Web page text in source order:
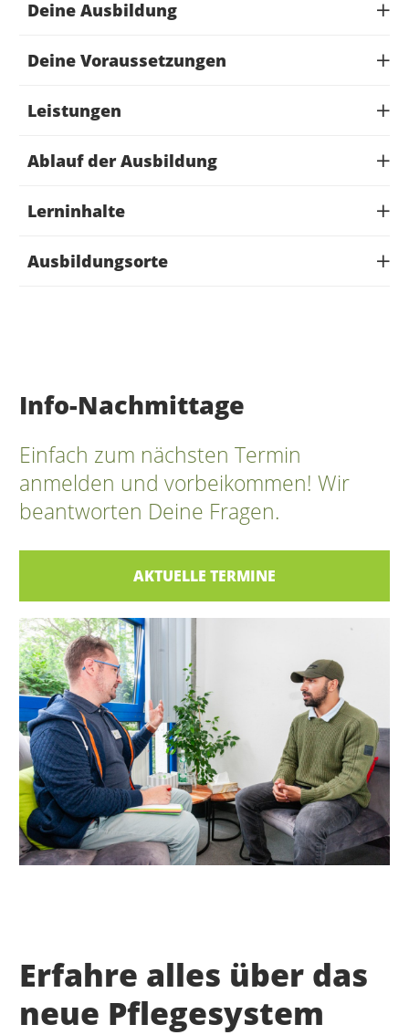
Deine Ausbildung
Deine Voraussetzungen
Leistungen
Ablauf der Ausbildung
Lerninhalte
Ausbildungsorte
Info-Nachmittage
Einfach zum nächsten Termin
anmelden und vorbeikommen! Wir
beantworten Deine Fragen.
AKTUELLE TERMINE
Erfahre alles über das
neue Pflegesystem